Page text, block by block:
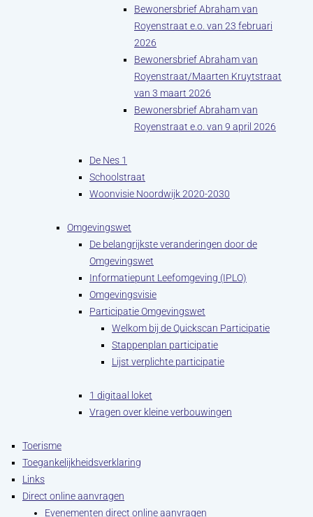
Bewonersbrief Abraham van
Royenstraat e.o. van 23 februari
2026
Bewonersbrief Abraham van
Royenstraat/Maarten Kruytstraat
van 3 maart 2026
Bewonersbrief Abraham van
Royenstraat e.o. van 9 april 2026
De Nes 1
Schoolstraat
Woonvisie Noordwijk 2020-2030
Omgevingswet
De belangrijkste veranderingen door de
Omgevingswet
Informatiepunt Leefomgeving (IPLO)
Omgevingsvisie
Participatie Omgevingswet
Welkom bij de Quickscan Participatie
Stappenplan participatie
Lijst verplichte participatie
1 digitaal loket
Vragen over kleine verbouwingen
Toerisme
Toegankelijkheidsverklaring
Links
Direct online aanvragen
Evenementen direct online aanvragen